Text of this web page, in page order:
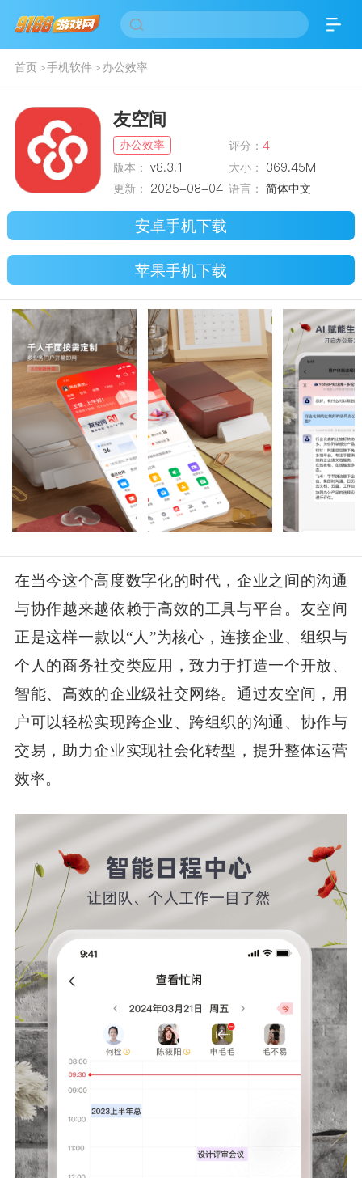
首页>手机软件> 办公效率
友空间
办公效率 评分：4
版本： v8.3.1 大小： 369.45M
更新： 2025-08-04 语言： 简体中文
安卓手机下载
苹果手机下载
在当今这个高度数字化的时代，企业之间的沟通
与协作越来越依赖于高效的工具与平台。友空间
正是这样一款以“人”为核心，连接企业、组织与
个人的商务社交类应用，致力于打造一个开放、
智能、高效的企业级社交网络。通过友空间，用
户可以轻松实现跨企业、跨组织的沟通、协作与
交易，助力企业实现社会化转型，提升整体运营
效率。